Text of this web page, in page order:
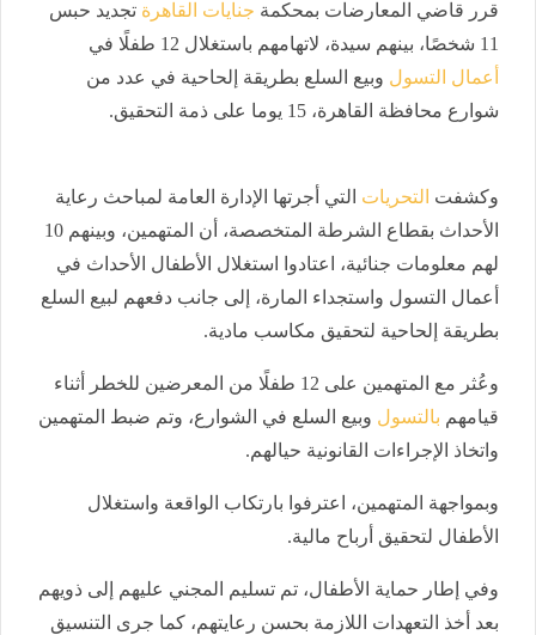
قرر قاضي المعارضات بمحكمة جنايات القاهرة تجديد حبس
11 شخصًا، بينهم سيدة، لاتهامهم باستغلال 12 طفلًا في
أعمال التسول وبيع السلع بطريقة إلحاحية في عدد من
شوارع محافظة القاهرة، 15 يوما على ذمة التحقيق.
وكشفت التحريات التي أجرتها الإدارة العامة لمباحث رعاية
الأحداث بقطاع الشرطة المتخصصة، أن المتهمين، وبينهم 10
لهم معلومات جنائية، اعتادوا استغلال الأطفال الأحداث في
أعمال التسول واستجداء المارة، إلى جانب دفعهم لبيع السلع
بطريقة إلحاحية لتحقيق مكاسب مادية.
وعُثر مع المتهمين على 12 طفلًا من المعرضين للخطر أثناء
قيامهم بالتسول وبيع السلع في الشوارع، وتم ضبط المتهمين
واتخاذ الإجراءات القانونية حيالهم.
وبمواجهة المتهمين، اعترفوا بارتكاب الواقعة واستغلال
الأطفال لتحقيق أرباح مالية.
وفي إطار حماية الأطفال، تم تسليم المجني عليهم إلى ذويهم
بعد أخذ التعهدات اللازمة بحسن رعايتهم، كما جرى التنسيق